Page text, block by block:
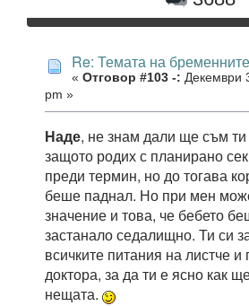
Re: Темата на
« Отговор #103 -: Декември
pm »
Наде, не знам дали ще съм ти
защото родих с планирано
преди термин, но до тогава
беше паднал. Но при мен
значение и това, че бебето
застанало седалищно. Ти си
всичките питания на листче и
доктора, за да ти е ясно как
нещата.